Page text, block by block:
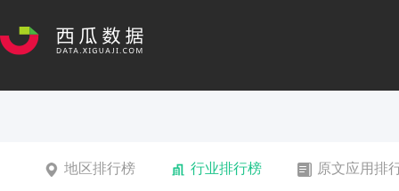
地区排行榜 行业排行榜 原文应用排